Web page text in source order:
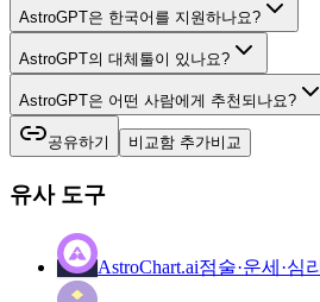
AstroGPT은 한국어를 지원하나요?
AstroGPT의 대체툴이 있나요?
AstroGPT은 어떤 사람에게 추천되나요?
공유하기 비교함 추가비교
유사 도구
AstroChart.ai점술·운세·심리